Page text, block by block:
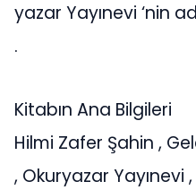
yazar Yayınevi ‘nin
.
Kitabın Ana Bilgileri
Hilmi Zafer Şahin ,
, Okuryazar Yayınevi